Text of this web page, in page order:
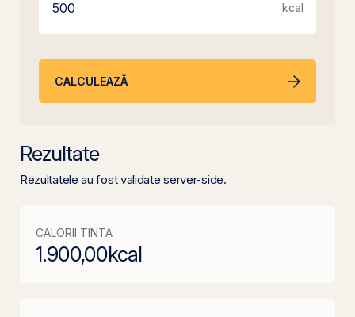
kcal
CALCULEAZĂ
Rezultate
Rezultatele au fost validate server-side.
CALORII TINTA
1.900,00kcal